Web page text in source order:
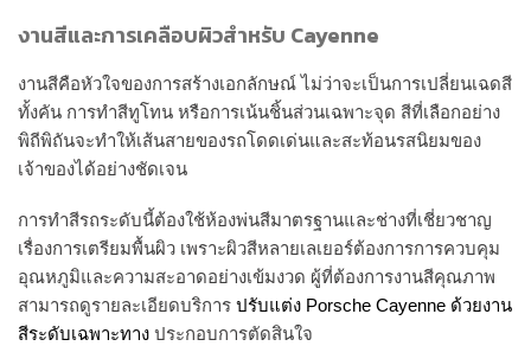
งานสีและการเคลือบผิวสำหรับ Cayenne
งานสีคือหัวใจของการสร้างเอกลักษณ์ ไม่ว่าจะเป็นการเปลี่ยนเฉดสี
ทั้งคัน การทำสีทูโทน หรือการเน้นชิ้นส่วนเฉพาะจุด สีที่เลือกอย่าง
พิถีพิถันจะทำให้เส้นสายของรถโดดเด่นและสะท้อนรสนิยมของ
เจ้าของได้อย่างชัดเจน
การทำสีรถระดับนี้ต้องใช้ห้องพ่นสีมาตรฐานและช่างที่เชี่ยวชาญ
เรื่องการเตรียมพื้นผิว เพราะผิวสีหลายเลเยอร์ต้องการการควบคุม
อุณหภูมิและความสะอาดอย่างเข้มงวด ผู้ที่ต้องการงานสีคุณภาพ
สามารถดูรายละเอียดบริการ ปรับแต่ง Porsche Cayenne ด้วยงาน
สีระดับเฉพาะทาง ประกอบการตัดสินใจ